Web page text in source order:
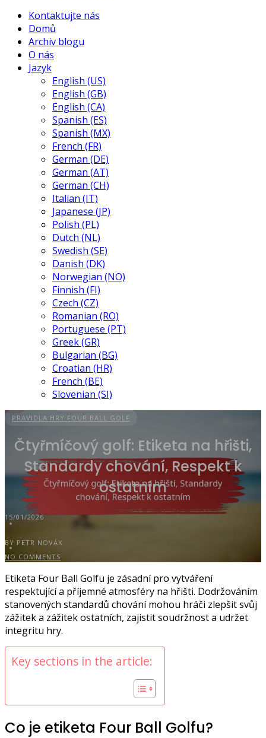
Kontaktujte nás
Domů
Archiv blogu
O nás
Jazyk
English (US)
English (GB)
English (CA)
Spanish (ES)
Spanish (MX)
French (FR)
German (DE)
German (AT)
German (CH)
Italian (IT)
Japanese (JP)
Polish (PL)
Dutch (NL)
Swedish (SE)
Danish (DK)
Norwegian (NO)
Finnish (FI)
Czech (CZ)
Romanian (RO)
Portuguese (PT)
Greek (GR)
Bulgarian (BG)
Croatian (HR)
French (BE)
Slovenian (SI)
PRAVIDLA HRY FOUR BALL GOLF
Čtyřmíčový golf: Etiketa na hřišti,
Standardy chování, Respekt k
ostatním
15/01/2026
BY PETR NOVÁK
NO COMMENTS
Etiketa Four Ball Golfu je zásadní pro vytváření
respektující a příjemné atmosféry na hřišti. Dodržováním
stanovených standardů chování mohou hráči zlepšit svůj
zážitek a zážitek ostatních, zajistit soudržnost a udržet
integritu hry.
Key sections in the article:
Co je etiketa Four Ball Golfu?